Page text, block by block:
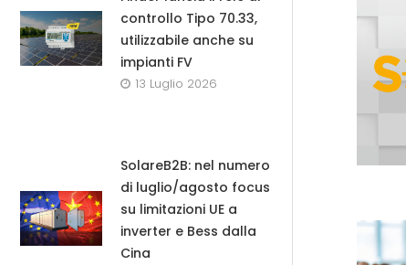
controllo Tipo 70.33,
utilizzabile anche su
impianti FV
13 Luglio 2026
SolareB2B: nel numero
di luglio/agosto focus
su limitazioni UE a
inverter e Bess dalla
Cina